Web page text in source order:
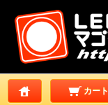
カート